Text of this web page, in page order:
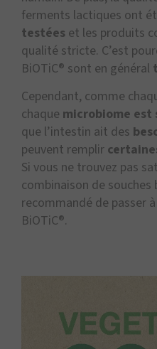
ferments lactiques ont
testées et les produits
qualité stricte. C’est
BiOTiC® sont en général
Cependant, comme
chaque microbiome est
que l’intestin ait des
peuvent remplir
Si vous ne trouvez pas
combinaison de
recommandé de passer
BiOTiC®.